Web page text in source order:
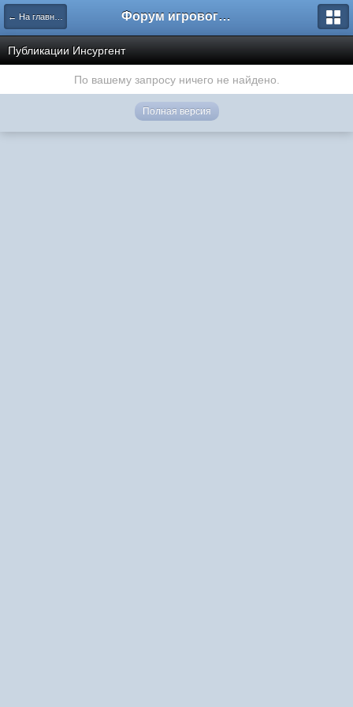
← На главную Форум игрового проекта Riverrise
Публикации Инсургент
По вашему запросу ничего не найдено.
Полная версия